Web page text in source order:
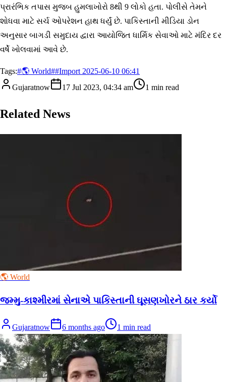
પ્રારંભિક તપાસ મુજબ હુમલાખોરો 8થી 9 લોકો હતા. પોલીસે તેમને
શોધવા માટે સર્ચ ઓપરેશન હાથ ધર્યું છે. પાકિસ્તાની મીડિયા ડોન
અનુસાર બાગડી સમુદાય દ્વારા આયોજિત ધાર્મિક સેવાઓ માટે મંદિર દર
વર્ષે ખોલવામાં આવે છે.
Tags:#🌎 World##Import 2025-06-10 06:41
Gujaratnow
17 Jul 2023, 04:34 am 1 min read
Related News
🌎 World
જમ્મુ-કાશ્મીરમાં સેનાએ પાકિસ્તાની ઘૂસણખોરને ઠાર કર્યો
Gujaratnow 6 months ago 1 min read